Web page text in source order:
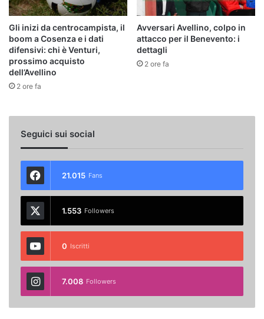
Gli inizi da centrocampista, il
boom a Cosenza e i dati
difensivi: chi è Venturi,
prossimo acquisto
dell’Avellino
2 ore fa
Avversari Avellino, colpo in
attacco per il Benevento: i
dettagli
2 ore fa
Seguici sui social
21.015 Fans
1.553 Followers
0 Iscritti
7.008 Followers